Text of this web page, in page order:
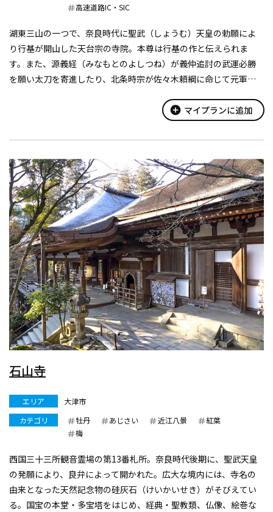
高速道路IC・SIC
湖東三山の一つで、奈良時代に聖武（しょうむ）天皇の勅願によ
り行基が開山した天台宗の寺院。本尊は行基の作と伝えられま
す。また、源義経（みなもとのよしつね）が義仲追討の武運必勝
を願い太刀を寄進したり、北条時宗が佐々木頼綱に命じて元軍降
add_circle マイプランに追加
石山寺
エリア
大津市
カテゴリ
牡丹 あじさい 近江八景
紅葉
梅
西国三十三所観音霊場の第13番札所。奈良時代後期に、聖武天皇
の発願により、良弁によって開かれた。広大な境内には、寺名の
由来となった天然記念物の硅灰石（けいかいせき）がそびえてい
る。国宝の本堂・多宝塔をはじめ、経典・聖教類、仏像、絵巻な